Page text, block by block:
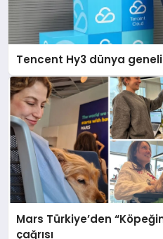
Tencent Hy3 dünya
Mars Türkiye’den
çağrısı